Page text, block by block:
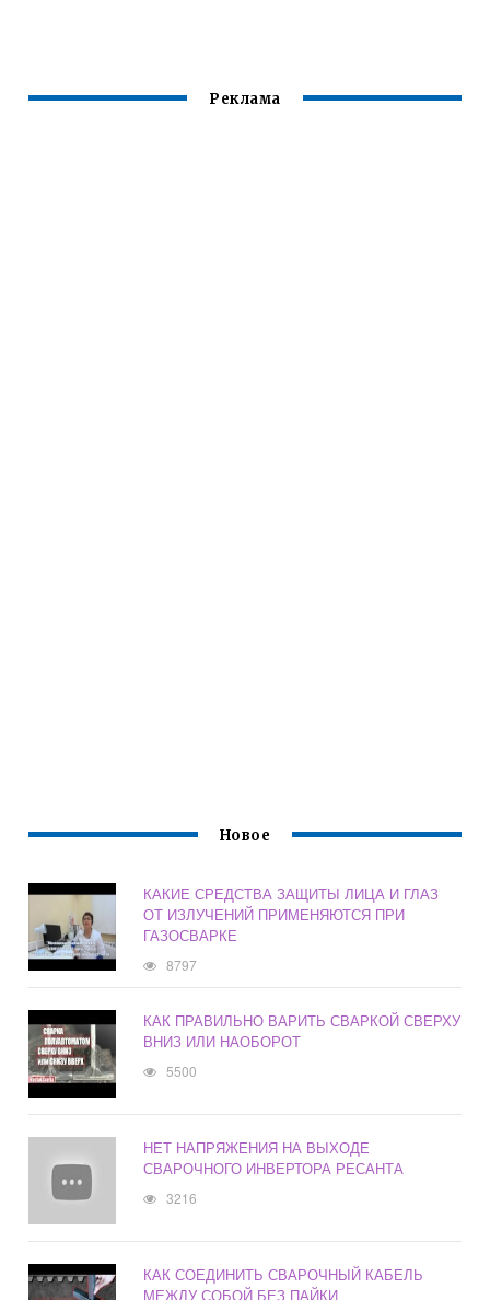
Реклама
Новое
КАКИЕ СРЕДСТВА ЗАЩИТЫ ЛИЦА И ГЛАЗ
ОТ ИЗЛУЧЕНИЙ ПРИМЕНЯЮТСЯ ПРИ
ГАЗОСВАРКЕ
8797
КАК ПРАВИЛЬНО ВАРИТЬ СВАРКОЙ СВЕРХУ
ВНИЗ ИЛИ НАОБОРОТ
5500
НЕТ НАПРЯЖЕНИЯ НА ВЫХОДЕ
СВАРОЧНОГО ИНВЕРТОРА РЕСАНТА
3216
КАК СОЕДИНИТЬ СВАРОЧНЫЙ КАБЕЛЬ
МЕЖДУ СОБОЙ БЕЗ ПАЙКИ